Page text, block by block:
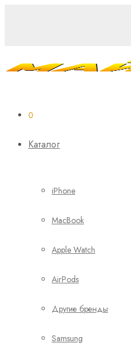
0
Каталог
iPhone
MacBook
Apple Watch
AirPods
Другие бренды
Samsung